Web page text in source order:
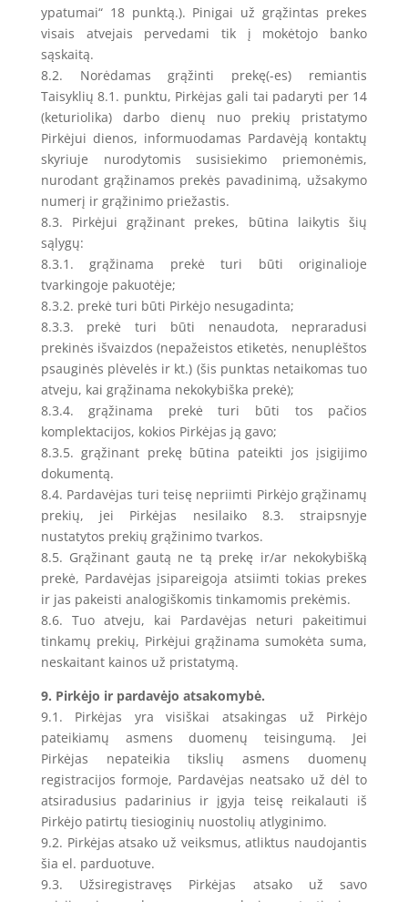
ypatumai“ 18 punktą.). Pinigai už grąžintas prekes
visais atvejais pervedami tik į mokėtojo banko
sąskaitą.
8.2. Norėdamas grąžinti prekę(-es) remiantis
Taisyklių 8.1. punktu, Pirkėjas gali tai padaryti per 14
(keturiolika) darbo dienų nuo prekių pristatymo
Pirkėjui dienos, informuodamas Pardavėją kontaktų
skyriuje nurodytomis susisiekimo priemonėmis,
nurodant grąžinamos prekės pavadinimą, užsakymo
numerį ir grąžinimo priežastis.
8.3. Pirkėjui grąžinant prekes, būtina laikytis šių
sąlygų:
8.3.1. grąžinama prekė turi būti originalioje
tvarkingoje pakuotėje;
8.3.2. prekė turi būti Pirkėjo nesugadinta;
8.3.3. prekė turi būti nenaudota, nepraradusi
prekinės išvaizdos (nepažeistos etiketės, nenuplėštos
psauginės plėvelės ir kt.) (šis punktas netaikomas tuo
atveju, kai grąžinama nekokybiška prekė);
8.3.4. grąžinama prekė turi būti tos pačios
komplektacijos, kokios Pirkėjas ją gavo;
8.3.5. grąžinant prekę būtina pateikti jos įsigijimo
dokumentą.
8.4. Pardavėjas turi teisę nepriimti Pirkėjo grąžinamų
prekių, jei Pirkėjas nesilaiko 8.3. straipsnyje
nustatytos prekių grąžinimo tvarkos.
8.5. Grąžinant gautą ne tą prekę ir/ar nekokybišką
prekė, Pardavėjas įsipareigoja atsiimti tokias prekes
ir jas pakeisti analogiškomis tinkamomis prekėmis.
8.6. Tuo atveju, kai Pardavėjas neturi pakeitimui
tinkamų prekių, Pirkėjui grąžinama sumokėta suma,
neskaitant kainos už pristatymą.
9. Pirkėjo ir pardavėjo atsakomybė.
9.1. Pirkėjas yra visiškai atsakingas už Pirkėjo
pateikiamų asmens duomenų teisingumą. Jei
Pirkėjas nepateikia tikslių asmens duomenų
registracijos formoje, Pardavėjas neatsako už dėl to
atsiradusius padarinius ir įgyja teisę reikalauti iš
Pirkėjo patirtų tiesioginių nuostolių atlyginimo.
9.2. Pirkėjas atsako už veiksmus, atliktus naudojantis
šia el. parduotuve.
9.3. Užsiregistravęs Pirkėjas atsako už savo